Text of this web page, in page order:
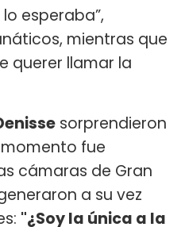
esperaba”,
mientras que
querer llamar la
sorprendieron
fue
cámaras de Gran
a su vez
"¿Soy la única a la